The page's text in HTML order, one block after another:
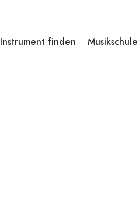
Instrument finden